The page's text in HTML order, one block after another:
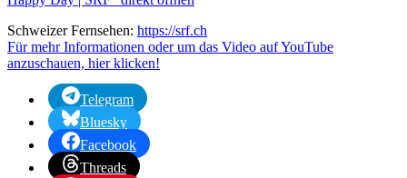
Madagaskar
|
Happy
Day
|
YouTube
anzeigen
Schweizer Fernsehen: https://srf.ch
Für mehr Informationen oder um das Video auf YouTube
anzuschauen, hier klicken!
Telegram
Bluesky
Facebook
Threads